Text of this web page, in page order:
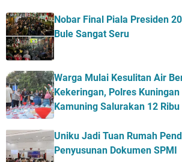
Nobar Final Piala Presiden
Bule Sangat Seru
Warga Mulai Kesulitan Air
Kekeringan, Polres
Kamuning Salurakan 12
Uniku Jadi Tuan Rumah
Penyusunan Dokumen SPMI